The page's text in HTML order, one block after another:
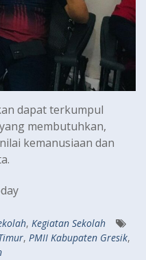
dapat terkumpul
membutuhkan,
kemanusiaan dan
, Kegiatan Sekolah
, PMII Kabupaten Gresik,